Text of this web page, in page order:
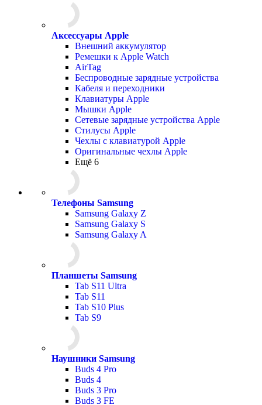
Аксессуары Apple
Внешний аккумулятор
Ремешки к Apple Watch
AirTag
Беспроводные зарядные устройства
Кабеля и переходники
Клавиатуры Apple
Мышки Apple
Сетевые зарядные устройства Apple
Стилусы Apple
Чехлы с клавиатурой Apple
Оригинальные чехлы Apple
Ещё 6
Телефоны Samsung
Samsung Galaxy Z
Samsung Galaxy S
Samsung Galaxy A
Планшеты Samsung
Tab S11 Ultra
Tab S11
Tab S10 Plus
Tab S9
Наушники Samsung
Buds 4 Pro
Buds 4
Buds 3 Pro
Buds 3 FE